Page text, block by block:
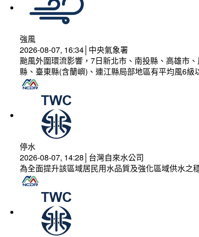
強風
2026-08-07, 16:34│中央氣象署
颱風外圍環流影響，7日新北市、南投縣、高雄市
縣、臺東縣(含蘭嶼)、連江縣局部地區有平均風6
停水
2026-08-07, 14:28│台灣自來水公司
為全面提升該區域居民用水品質及強化區域供水之